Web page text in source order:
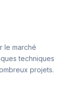
le marché
techniques
projets.